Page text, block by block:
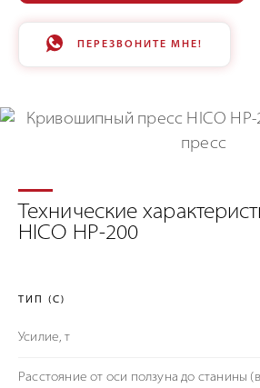
ПЕРЕЗВОНИТЕ МНЕ!
Технические
HICO HP-200
ТИП (C)
Усилие, т
Расстояние от оси ползуна до станины